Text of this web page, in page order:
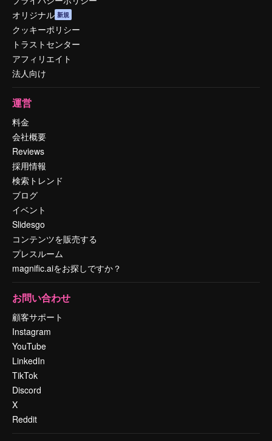
オリジナル 新規
クッキーポリシー
トラストセンター
アフィリエイト
法人向け
運営
料金
会社概要
Reviews
採用情報
検索トレンド
ブログ
イベント
Slidesgo
コンテンツを販売する
プレスルーム
magnific.aiをお探しですか？
お問い合わせ
顧客サポート
Instagram
YouTube
LinkedIn
TikTok
Discord
X
Reddit